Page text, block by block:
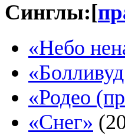
Синглы:[
«Небо
«Родео
«Снег»